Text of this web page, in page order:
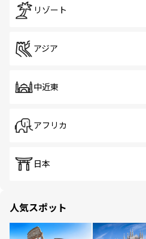
リゾート
アジア
中近東
アフリカ
日本
人気スポット